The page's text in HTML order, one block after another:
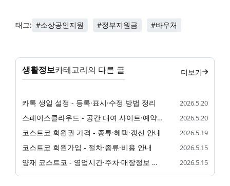
태그: #소상공인지원 #정부지원금 #바우처
생활정보카테고리의 다른 글 더보기
카톡 생일 설정 - 등록·표시·수정 방법 정리 2026.5.20
스페이스클라우드 - 공간 대여 사이트·예약·이용 안내 2026.5.20
코스트코 회원권 가격 - 종류·혜택·갱신 안내 2026.5.19
코스트코 회원가입 - 절차·종류·비용 안내 2026.5.15
양재 코스트코 - 영업시간·주차·매장정보 정리 2026.5.15